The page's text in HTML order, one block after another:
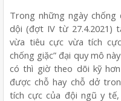
Trong những ngày
dội (đợt IV từ 27.4.2021)
vừa tiêu cực vừa tích
chống giặc” đại quy mô
có thì giờ theo dõi kỹ
được chỗ hay chỗ dở
tích cực của đội ngũ y